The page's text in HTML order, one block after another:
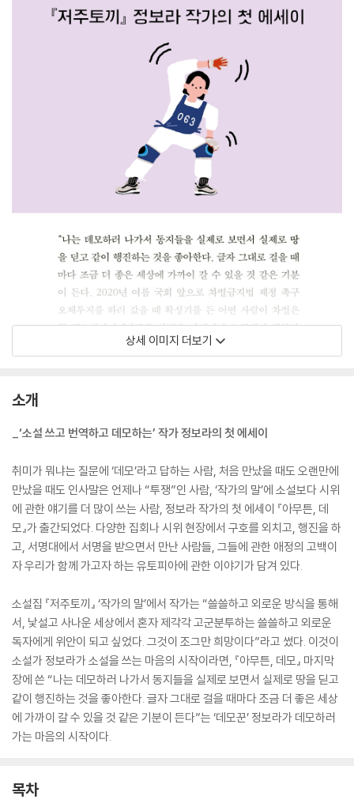
상세 이미지 더보기
소개
_‘소설 쓰고 번역하고 데모하는’ 작가 정보라의 첫 에세이
취미가 뭐냐는 질문에 ‘데모’라고 답하는 사람, 처음 만났을 때도 오랜만에
만났을 때도 인사말은 언제나 “투쟁”인 사람, ‘작가의 말’에 소설보다 시위
에 관한 얘기를 더 많이 쓰는 사람, 정보라 작가의 첫 에세이 『아무튼, 데
모』가 출간되었다. 다양한 집회나 시위 현장에서 구호를 외치고, 행진을 하
고, 서명대에서 서명을 받으면서 만난 사람들, 그들에 관한 애정의 고백이
자 우리가 함께 가고자 하는 유토피아에 관한 이야기가 담겨 있다.
소설집 『저주토끼』 ‘작가의 말’에서 작가는 “쓸쓸하고 외로운 방식을 통해
서, 낯설고 사나운 세상에서 혼자 제각각 고군분투하는 쓸쓸하고 외로운
독자에게 위안이 되고 싶었다. 그것이 조그만 희망이다”라고 썼다. 이것이
소설가 정보라가 소설을 쓰는 마음의 시작이라면, 『아무튼, 데모』 마지막
장에 쓴 “나는 데모하러 나가서 동지들을 실제로 보면서 실제로 땅을 딛고
같이 행진하는 것을 좋아한다. 글자 그대로 걸을 때마다 조금 더 좋은 세상
에 가까이 갈 수 있을 것 같은 기분이 든다”는 ‘데모꾼’ 정보라가 데모하러
가는 마음의 시작이다.
목차